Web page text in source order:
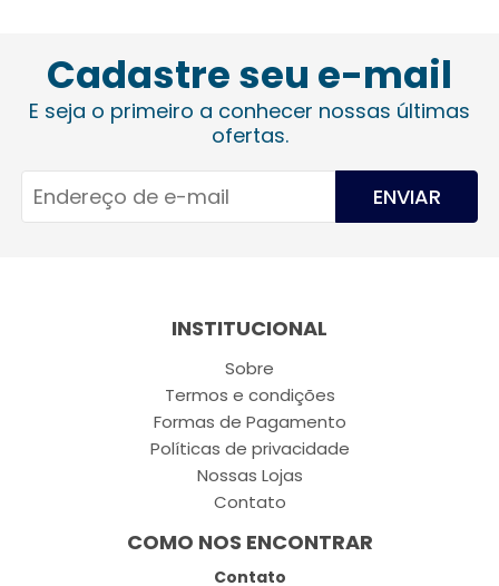
Cadastre seu e-mail
E seja o primeiro a conhecer nossas últimas
ofertas.
ENVIAR
INSTITUCIONAL
Sobre
Termos e condições
Formas de Pagamento
Políticas de privacidade
Nossas Lojas
Contato
COMO NOS ENCONTRAR
Contato